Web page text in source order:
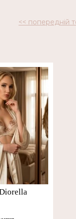
<< попередній